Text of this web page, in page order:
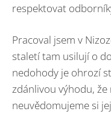
respektovat
Pracoval jsem v
staletí tam usilují o
nedohody je ohrozí
zdánlivou výhodu,
neuvědomujeme si